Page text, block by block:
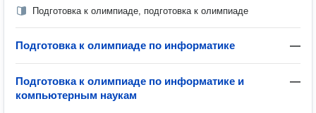
Подготовка к олимпиаде, подготовка к олимпиаде
Подготовка к олимпиаде по информатике —
Подготовка к олимпиаде по информатике и
компьютерным наукам
—